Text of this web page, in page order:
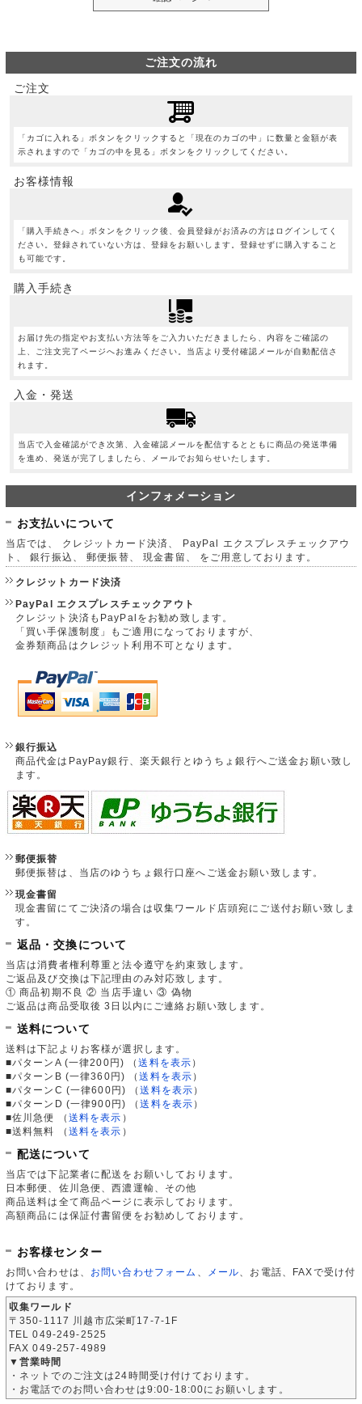
ご注文の流れ
ご注文
「カゴに入れる」ボタンをクリックすると「現在のカゴの中」に数量と金額が表
示されますので「カゴの中を見る」ボタンをクリックしてください。
お客様情報
「購入手続きへ」ボタンをクリック後、会員登録がお済みの方はログインしてく
ださい。登録されていない方は、登録をお願いします。登録せずに購入すること
も可能です。
購入手続き
お届け先の指定やお支払い方法等をご入力いただきましたら、内容をご確認の
上、ご注文完了ページへお進みください。当店より受付確認メールが自動配信さ
れます。
入金・発送
当店で入金確認ができ次第、入金確認メールを配信するとともに商品の発送準備
を進め、発送が完了しましたら、メールでお知らせいたします。
インフォメーション
お支払いについて
当店では、 クレジットカード決済、 PayPal エクスプレスチェックアウ
ト、 銀行振込、 郵便振替、 現金書留、 をご用意しております。
クレジットカード決済
PayPal エクスプレスチェックアウト
クレジット決済もPayPalをお勧め致します。
「買い手保護制度」もご適用になっておりますが、
金券類商品はクレジット利用不可となります。
銀行振込
商品代金はPayPay銀行、楽天銀行とゆうちょ銀行へご送金お願い致し
ます。
郵便振替
郵便振替は、当店のゆうちょ銀行口座へご送金お願い致します。
現金書留
現金書留にてご決済の場合は収集ワールド店頭宛にご送付お願い致しま
す。
返品・交換について
当店は消費者権利尊重と法令遵守を約束致します。
ご返品及び交換は下記理由のみ対応致します。
① 商品初期不良 ② 当店手違い ③ 偽物
ご返品は商品受取後 3日以内にご連絡お願い致します。
送料について
送料は下記よりお客様が選択します。
■パターンA (一律200円)
（送料を表示 ）
■パターンB (一律360円)
（送料を表示 ）
■パターンC (一律600円)
（送料を表示 ）
■パターンD (一律900円)
（送料を表示 ）
■佐川急便
（ 送料を表示 ）
■送料無料
（ 送料を表示 ）
配送について
当店では下記業者に配送をお願いしております。
日本郵便、佐川急便、西濃運輸、その他
商品送料は全て商品ページに表示しております。
高額商品には保証付書留便をお勧めしております。
お客様センター
お問い合わせは、 お問い合わせフォーム メール 、お電話、FAXで受け付
けております。
収集ワールド
〒350-1117 川越市広栄町17-7-1F
TEL 049-249-2525
FAX 049-257-4989
▼営業時間
・ネットでのご注文は24時間受け付けております。
・お電話でのお問い合わせは9:00-18:00にお願いします。